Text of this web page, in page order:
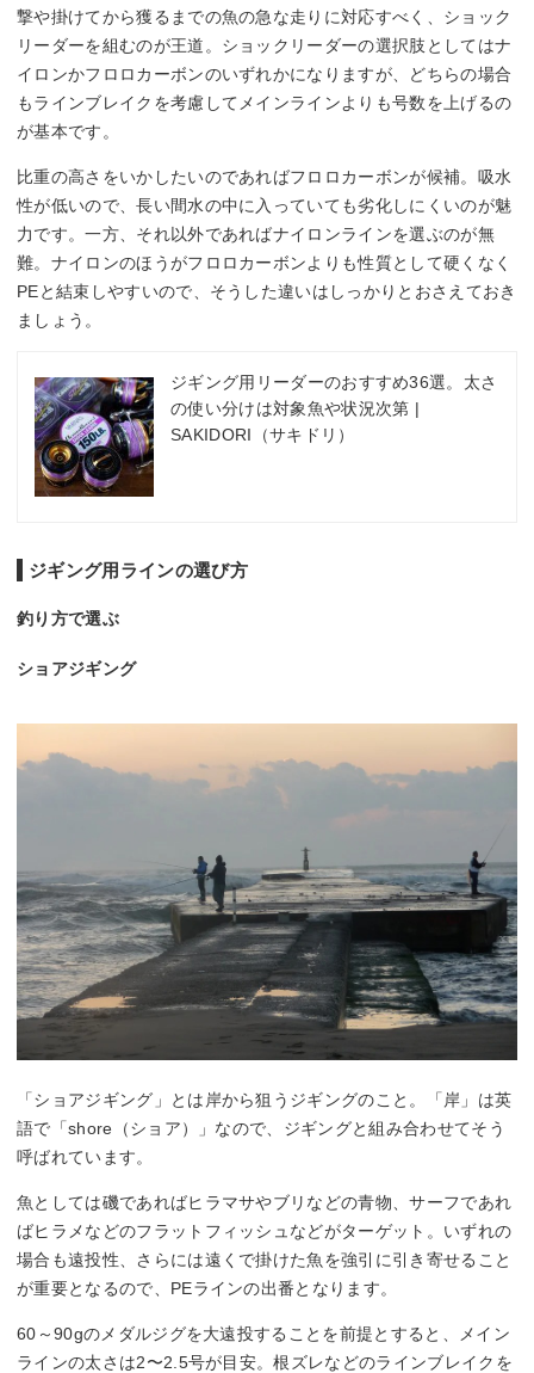
撃や掛けてから獲るまでの魚の急な走りに対応すべく、ショック
リーダーを組むのが王道。ショックリーダーの選択肢としてはナ
イロンかフロロカーボンのいずれかになりますが、どちらの場合
もラインブレイクを考慮してメインラインよりも号数を上げるの
が基本です。
比重の高さをいかしたいのであればフロロカーボンが候補。吸水
性が低いので、長い間水の中に入っていても劣化しにくいのが魅
力です。一方、それ以外であればナイロンラインを選ぶのが無
難。ナイロンのほうがフロロカーボンよりも性質として硬くなく
PEと結束しやすいので、そうした違いはしっかりとおさえておき
ましょう。
ジギング用リーダーのおすすめ36選。太さ
の使い分けは対象魚や状況次第 |
SAKIDORI（サキドリ）
ジギング用ラインの選び方
釣り方で選ぶ
ショアジギング
「ショアジギング」とは岸から狙うジギングのこと。「岸」は英
語で「shore（ショア）」なので、ジギングと組み合わせてそう
呼ばれています。
魚としては磯であればヒラマサやブリなどの青物、サーフであれ
ばヒラメなどのフラットフィッシュなどがターゲット。いずれの
場合も遠投性、さらには遠くで掛けた魚を強引に引き寄せること
が重要となるので、PEラインの出番となります。
60～90gのメダルジグを大遠投することを前提とすると、メイン
ラインの太さは2〜2.5号が目安。根ズレなどのラインブレイクを